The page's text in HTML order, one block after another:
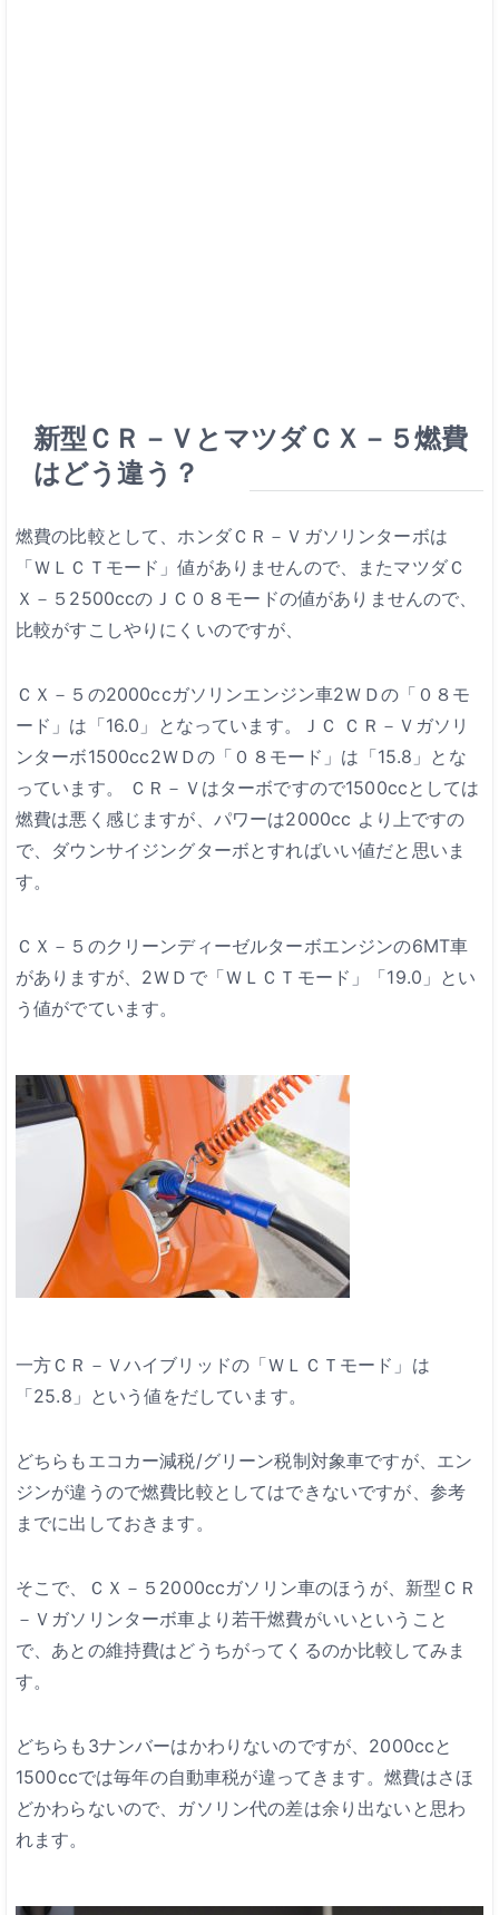
新型ＣＲ－ＶとマツダＣＸ－５燃費
はどう違う？
燃費の比較として、ホンダＣＲ－Ｖガソリンターボは
「ＷＬＣＴモード」値がありませんので、またマツダＣ
Ｘ－５2500ccのＪＣ０８モードの値がありませんので、
比較がすこしやりにくいのですが、
ＣＸ－５の2000ccガソリンエンジン車2ＷＤの「０８モ
ード」は「16.0」となっています。ＪＣ ＣＲ－Ｖガソリ
ンターボ1500cc2ＷＤの「０８モード」は「15.8」とな
っています。
ＣＲ－Ｖはターボですので1500ccとしては
燃費は悪く感じますが、パワーは2000cc より上ですの
で、ダウンサイジングターボとすればいい値だと思いま
す。
ＣＸ－５のクリーンディーゼルターボエンジンの6MT車
がありますが、2ＷＤで「ＷＬＣＴモード」「19.0」とい
う値がでています。
一方ＣＲ－Ｖハイブリッドの「ＷＬＣＴモード」は
「25.8」という値をだしています。
どちらもエコカー減税/グリーン税制対象車ですが、エン
ジンが違うので燃費比較としてはできないですが、参考
までに出しておきます。
そこで、ＣＸ－５2000ccガソリン車のほうが、新型ＣＲ
－Ｖガソリンターボ車より若干燃費がいいということ
で、あとの維持費はどうちがってくるのか比較してみま
す。
どちらも3ナンバーはかわりないのですが、2000ccと
1500ccでは毎年の自動車税が違ってきます。燃費はさほ
どかわらないので、ガソリン代の差は余り出ないと思わ
れます。